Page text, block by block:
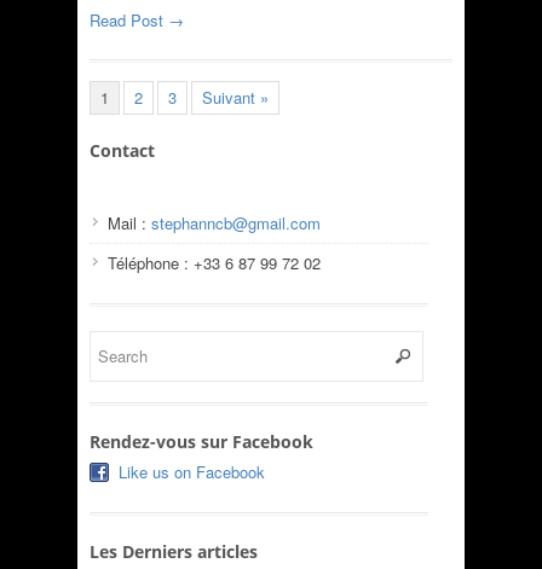
Read Post →
1 2 3 Suivant »
Contact
Mail : stephanncb@gmail.com
Téléphone : +33 6 87 99 72 02
Rendez-vous sur Facebook
Like us on Facebook
Les Derniers articles